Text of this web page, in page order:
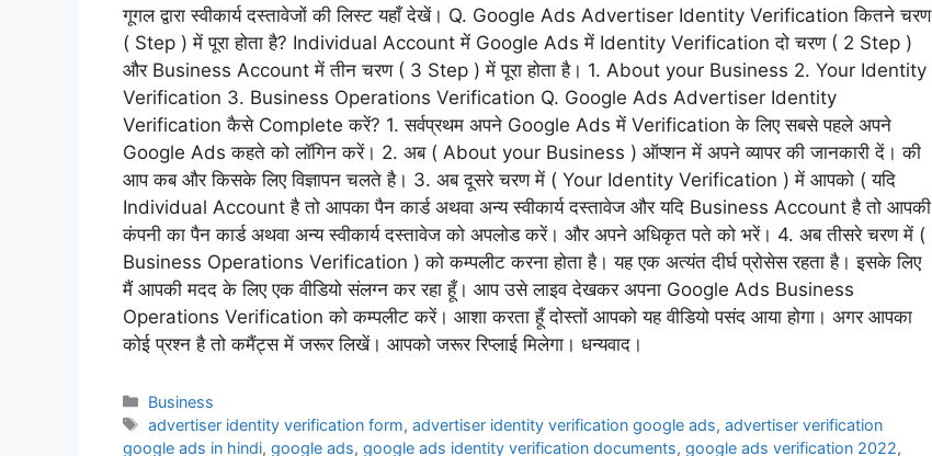
गूगल द्वारा स्वीकार्य दस्तावेजों की लिस्ट यहाँ देखें। Q. Google Ads Advertiser Identity Verification कितने चरण
( Step ) में पूरा होता है? Individual Account में Google Ads में Identity Verification दो चरण ( 2 Step )
और Business Account में तीन चरण ( 3 Step ) में पूरा होता है। 1. About your Business 2. Your Identity
Verification 3. Business Operations Verification Q. Google Ads Advertiser Identity
Verification कैसे Complete करें? 1. सर्वप्रथम अपने Google Ads में Verification के लिए सबसे पहले अपने
Google Ads कहते को लॉगिन करें। 2. अब ( About your Business ) ऑप्शन में अपने व्यापर की जानकारी दें। की
आप कब और किसके लिए विज्ञापन चलते है। 3. अब दूसरे चरण में ( Your Identity Verification ) में आपको ( यदि
Individual Account है तो आपका पैन कार्ड अथवा अन्य स्वीकार्य दस्तावेज और यदि Business Account है तो आपकी
कंपनी का पैन कार्ड अथवा अन्य स्वीकार्य दस्तावेज को अपलोड करें। और अपने अधिकृत पते को भरें। 4. अब तीसरे चरण में (
Business Operations Verification ) को कम्पलीट करना होता है। यह एक अत्यंत दीर्घ प्रोसेस रहता है। इसके लिए
मैं आपकी मदद के लिए एक वीडियो संलग्न कर रहा हूँ। आप उसे लाइव देखकर अपना Google Ads Business
Operations Verification को कम्पलीट करें। आशा करता हूँ दोस्तों आपको यह वीडियो पसंद आया होगा। अगर आपका
कोई प्रश्न है तो कमैंट्स में जरूर लिखें। आपको जरूर रिप्लाई मिलेगा। धन्यवाद।
Business
advertiser identity verification form,advertiser identity verification google ads,advertiser verification
google ads in hindi, google ads, google ads identity verification documents, google ads verification 2022,